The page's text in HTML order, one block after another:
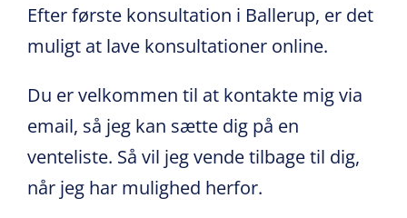
Efter første konsultation i Ballerup, er det
muligt at lave konsultationer online.
Du er velkommen til at kontakte mig via
email, så jeg kan sætte dig på en
venteliste. Så vil jeg vende tilbage til dig,
når jeg har mulighed herfor.